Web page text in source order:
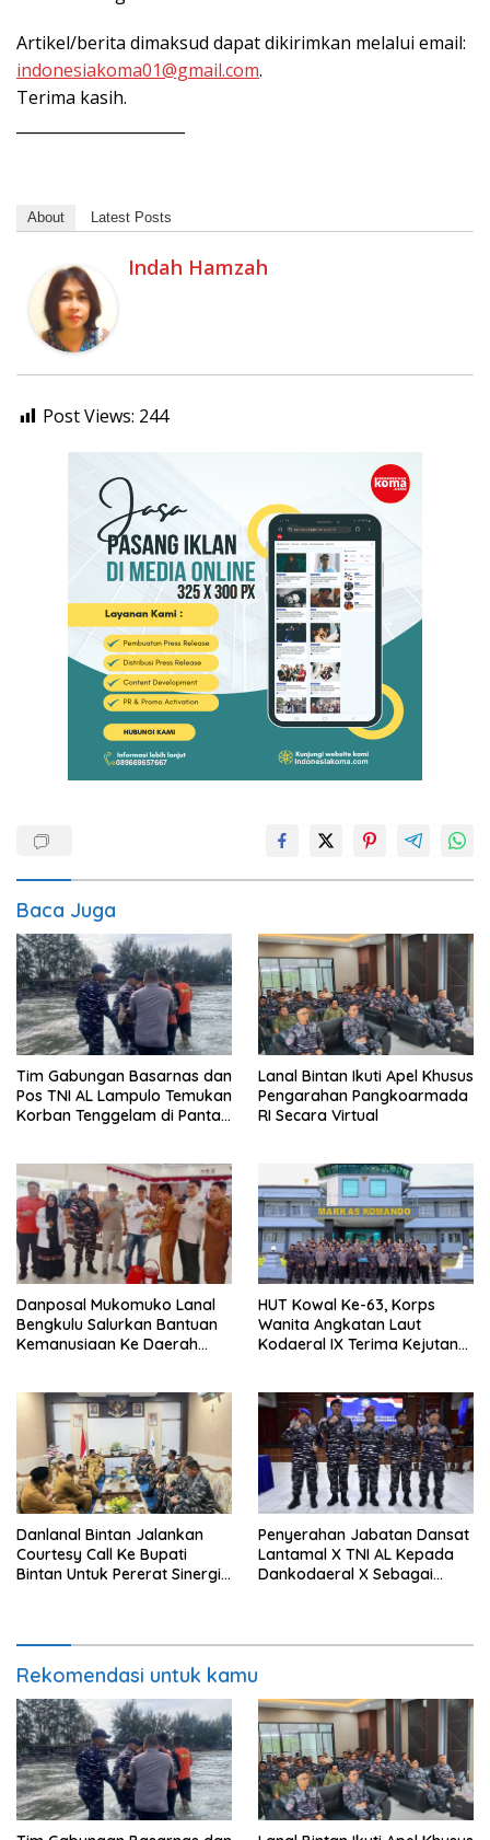
Artikel/berita dimaksud dapat dikirimkan melalui email:
indonesiakoma01@gmail.com.
Terima kasih.
About Latest Posts
Indah Hamzah
Post Views: 244
Baca Juga
Tim Gabungan Basarnas dan
Pos TNI AL Lampulo Temukan
Korban Tenggelam di Pantai
Lanal Bintan Ikuti Apel Khusus
Pengarahan Pangkoarmada
RI Secara Virtual
Danposal Mukomuko Lanal
Bengkulu Salurkan Bantuan
Kemanusiaan Ke Daerah
HUT Kowal Ke-63, Korps
Wanita Angkatan Laut
Kodaeral IX Terima Kejutan
Danlanal Bintan Jalankan
Courtesy Call Ke Bupati
Bintan Untuk Pererat Sinergi
Penyerahan Jabatan Dansat
Lantamal X TNI AL Kepada
Dankodaeral X Sebagai
Rekomendasi untuk kamu